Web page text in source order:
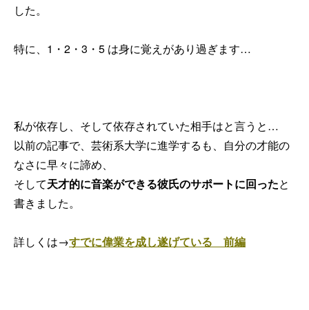
した。
特に、1・2・3・5 は身に覚えがあり過ぎます…
私が依存し、そして依存されていた相手はと言うと…
以前の記事で、芸術系大学に進学するも、自分の才能の
なさに早々に諦め、
そして天才的に音楽ができる彼氏のサポートに回ったと
書きました。
詳しくは→すでに偉業を成し遂げている 前編